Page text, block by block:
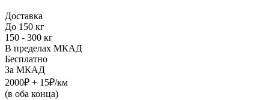
Доставка
До 150 кг
150 - 300 кг
В пределах МКАД
Бесплатно
За МКАД
2000₽ + 15₽/км
(в оба конца)